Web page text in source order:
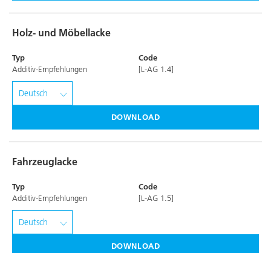
Holz- und Möbellacke
Typ
Additiv-Empfehlungen
Code
[L-AG 1.4]
DOWNLOAD
Fahrzeuglacke
Typ
Additiv-Empfehlungen
Code
[L-AG 1.5]
DOWNLOAD